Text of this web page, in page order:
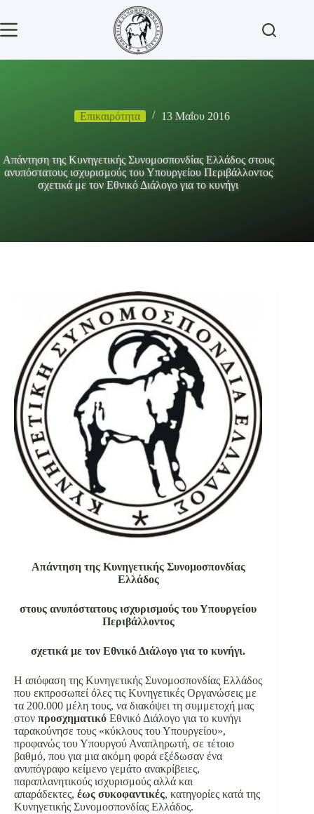
περιεχόμενο
Επικαιρότητα 13 Μαΐου 2016
Απάντηση της Κυνηγετικής Συνομοσπονδίας Ελλάδος στους
ανυπόστατους ισχυρισμούς του Υπουργείου Περιβάλλοντος
σχετικά με τον Εθνικό Διάλογο για το κυνήγι
Απάντηση της Κυνηγετικής Συνομοσπονδίας
Ελλάδος
στους ανυπόστατους ισχυρισμούς του Υπουργείου
Περιβάλλοντος
σχετικά με τον Εθνικό Διάλογο για το κυνήγι.
Η απόφαση της Κυνηγετικής Συνομοσπονδίας Ελλάδος
που εκπροσωπεί όλες τις Κυνηγετικές Οργανώσεις με
τα 200.000 μέλη τους, να διακόψει τη συμμετοχή μας
στον προσχηματικό Εθνικό Διάλογο για το κυνήγι
ταρακούνησε τους «κύκλους του Υπουργείου»,
προφανώς του Υπουργού Αναπληρωτή, σε τέτοιο
βαθμό, που για μια ακόμη φορά εξέδωσαν ένα
ανυπόγραφο κείμενο γεμάτο ανακρίβειες,
παραπλανητικούς ισχυρισμούς αλλά και
απαράδεκτες, έως συκοφαντικές, κατηγορίες κατά της
Κυνηγετικής Συνομοσπονδίας Ελλάδος.